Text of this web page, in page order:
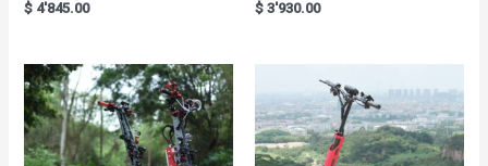
Rated
5.00
$ 4'845.00
Rated
5.00
$ 3'930.00